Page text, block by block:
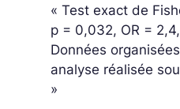
« Test exact de
p = 0,032, OR =
Données
analyse réalisée
»